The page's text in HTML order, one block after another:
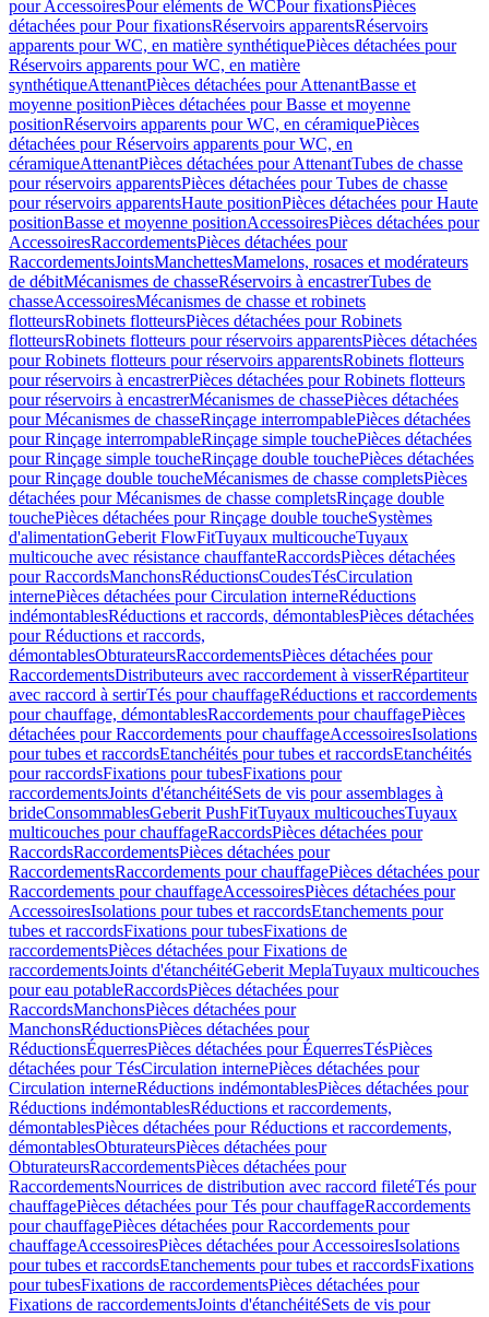
pour AccessoiresPour eléments de WCPour fixationsPièces
détachées pour Pour fixationsRéservoirs apparentsRéservoirs
apparents pour WC, en matière synthétiquePièces détachées pour
Réservoirs apparents pour WC, en matière
synthétiqueAttenantPièces détachées pour AttenantBasse et
moyenne positionPièces détachées pour Basse et moyenne
positionRéservoirs apparents pour WC, en céramiquePièces
détachées pour Réservoirs apparents pour WC, en
céramiqueAttenantPièces détachées pour AttenantTubes de chasse
pour réservoirs apparentsPièces détachées pour Tubes de chasse
pour réservoirs apparentsHaute positionPièces détachées pour Haute
positionBasse et moyenne positionAccessoiresPièces détachées pour
AccessoiresRaccordementsPièces détachées pour
RaccordementsJointsManchettesMamelons, rosaces et modérateurs
de débitMécanismes de chasseRéservoirs à encastrerTubes de
chasseAccessoiresMécanismes de chasse et robinets
flotteursRobinets flotteursPièces détachées pour Robinets
flotteursRobinets flotteurs pour réservoirs apparentsPièces détachées
pour Robinets flotteurs pour réservoirs apparentsRobinets flotteurs
pour réservoirs à encastrerPièces détachées pour Robinets flotteurs
pour réservoirs à encastrerMécanismes de chassePièces détachées
pour Mécanismes de chasseRinçage interrompablePièces détachées
pour Rinçage interrompableRinçage simple touchePièces détachées
pour Rinçage simple toucheRinçage double touchePièces détachées
pour Rinçage double toucheMécanismes de chasse completsPièces
détachées pour Mécanismes de chasse completsRinçage double
touchePièces détachées pour Rinçage double toucheSystèmes
d'alimentationGeberit FlowFitTuyaux multicoucheTuyaux
multicouche avec résistance chauffanteRaccordsPièces détachées
pour RaccordsManchonsRéductionsCoudesTésCirculation
internePièces détachées pour Circulation interneRéductions
indémontablesRéductions et raccords, démontablesPièces détachées
pour Réductions et raccords,
démontablesObturateursRaccordementsPièces détachées pour
RaccordementsDistributeurs avec raccordement à visserRépartiteur
avec raccord à sertirTés pour chauffageRéductions et raccordements
pour chauffage, démontablesRaccordements pour chauffagePièces
détachées pour Raccordements pour chauffageAccessoiresIsolations
pour tubes et raccordsEtanchéités pour tubes et raccordsEtanchéités
pour raccordsFixations pour tubesFixations pour
raccordementsJoints d'étanchéitéSets de vis pour assemblages à
brideConsommablesGeberit PushFitTuyaux multicouchesTuyaux
multicouches pour chauffageRaccordsPièces détachées pour
RaccordsRaccordementsPièces détachées pour
RaccordementsRaccordements pour chauffagePièces détachées pour
Raccordements pour chauffageAccessoiresPièces détachées pour
AccessoiresIsolations pour tubes et raccordsEtanchements pour
tubes et raccordsFixations pour tubesFixations de
raccordementsPièces détachées pour Fixations de
raccordementsJoints d'étanchéitéGeberit MeplaTuyaux multicouches
pour eau potableRaccordsPièces détachées pour
RaccordsManchonsPièces détachées pour
ManchonsRéductionsPièces détachées pour
RéductionsÉquerresPièces détachées pour ÉquerresTésPièces
détachées pour TésCirculation internePièces détachées pour
Circulation interneRéductions indémontablesPièces détachées pour
Réductions indémontablesRéductions et raccordements,
démontablesPièces détachées pour Réductions et raccordements,
démontablesObturateursPièces détachées pour
ObturateursRaccordementsPièces détachées pour
RaccordementsNourrices de distribution avec raccord filetéTés pour
chauffagePièces détachées pour Tés pour chauffageRaccordements
pour chauffagePièces détachées pour Raccordements pour
chauffageAccessoiresPièces détachées pour AccessoiresIsolations
pour tubes et raccordsEtanchements pour tubes et raccordsFixations
pour tubesFixations de raccordementsPièces détachées pour
Fixations de raccordementsJoints d'étanchéitéSets de vis pour